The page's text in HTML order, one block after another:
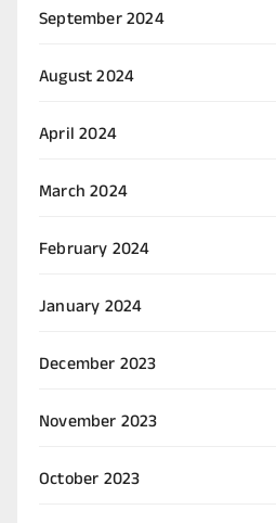
September 2024
August 2024
April 2024
March 2024
February 2024
January 2024
December 2023
November 2023
October 2023